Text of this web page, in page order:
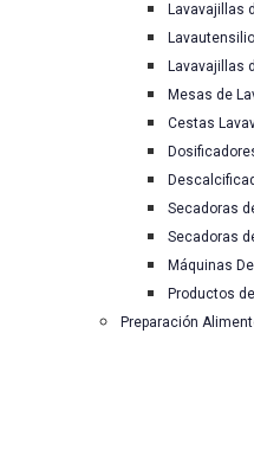
Lavavajillas
Lavavajillas
Mesas de
Cestas
Secadoras
Secadoras
Máquinas
Productos
Preparación